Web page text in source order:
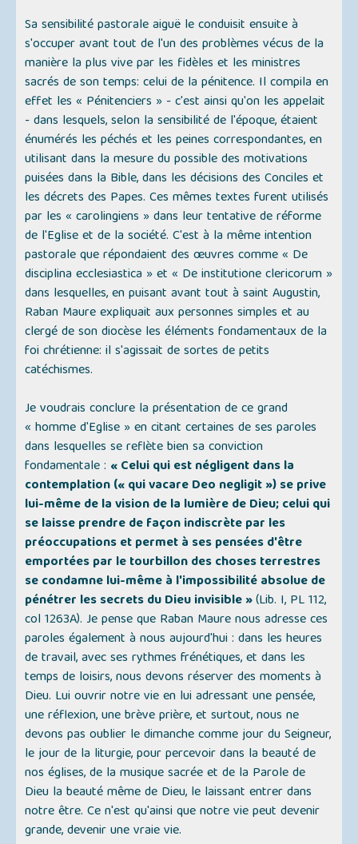
Sa sensibilité pastorale aiguë le conduisit ensuite à
s'occuper avant tout de l'un des problèmes vécus de la
manière la plus vive par les fidèles et les ministres
sacrés de son temps: celui de la pénitence. Il compila en
effet les « Pénitenciers » - c'est ainsi qu'on les appelait
- dans lesquels, selon la sensibilité de l'époque, étaient
énumérés les péchés et les peines correspondantes, en
utilisant dans la mesure du possible des motivations
puisées dans la Bible, dans les décisions des Conciles et
les décrets des Papes. Ces mêmes textes furent utilisés
par les « carolingiens » dans leur tentative de réforme
de l'Eglise et de la société. C'est à la même intention
pastorale que répondaient des œuvres comme « De
disciplina ecclesiastica » et « De institutione clericorum »
dans lesquelles, en puisant avant tout à saint Augustin,
Raban Maure expliquait aux personnes simples et au
clergé de son diocèse les éléments fondamentaux de la
foi chrétienne: il s'agissait de sortes de petits
catéchismes.
Je voudrais conclure la présentation de ce grand
« homme d'Eglise » en citant certaines de ses paroles
dans lesquelles se reflète bien sa conviction
fondamentale : « Celui qui est négligent dans la
contemplation (« qui vacare Deo negligit ») se prive
lui-même de la vision de la lumière de Dieu; celui qui
se laisse prendre de façon indiscrète par les
préoccupations et permet à ses pensées d'être
emportées par le tourbillon des choses terrestres
se condamne lui-même à l'impossibilité absolue de
pénétrer les secrets du Dieu invisible »(Lib. I, PL 112,
col 1263A). Je pense que Raban Maure nous adresse ces
paroles également à nous aujourd'hui : dans les heures
de travail, avec ses rythmes frénétiques, et dans les
temps de loisirs, nous devons réserver des moments à
Dieu. Lui ouvrir notre vie en lui adressant une pensée,
une réflexion, une brève prière, et surtout, nous ne
devons pas oublier le dimanche comme jour du Seigneur,
le jour de la liturgie, pour percevoir dans la beauté de
nos églises, de la musique sacrée et de la Parole de
Dieu la beauté même de Dieu, le laissant entrer dans
notre être. Ce n'est qu'ainsi que notre vie peut devenir
grande, devenir une vraie vie.